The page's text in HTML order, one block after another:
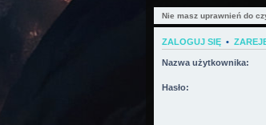
Nie masz uprawnień do
ZALOGUJ SIĘ •
Nazwa użytkownika:
Hasło: